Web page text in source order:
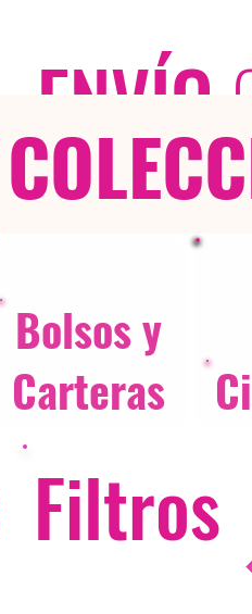
ENVÍO
Bolsos y
Carteras
Filtros